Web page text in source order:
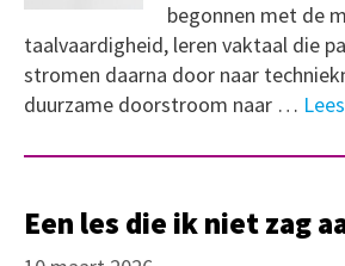
begonnen met de
taalvaardigheid, leren vaktaal die
stromen daarna door naar
duurzame doorstroom naar …
Een les die ik niet zag